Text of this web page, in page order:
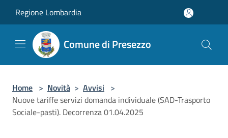
Regione Lombardia
Comune di Presezzo
Home > Novità > Avvisi >
Nuove tariffe servizi domanda individuale (SAD-Trasporto
Sociale-pasti). Decorrenza 01.04.2025